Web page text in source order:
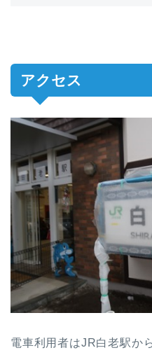
アクセス
電車利用者はJR白老駅か